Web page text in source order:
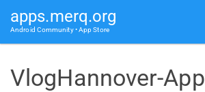
apps.merq.org
Android Community • App Store
VlogHannover-App